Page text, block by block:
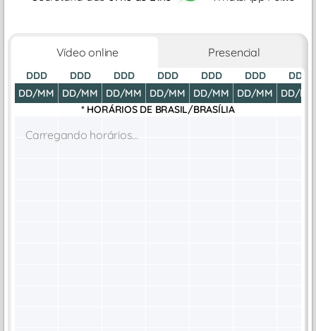
Vídeo online Presencial
DDD
DD/MM
DDD
DD/MM
DDD
DD/MM
DDD
DD/MM
DDD
DD/MM
DDD
DD/MM
DDD
DD/MM
* HORÁRIOS DE BRASIL/BRASÍLIA
Carregando horários...